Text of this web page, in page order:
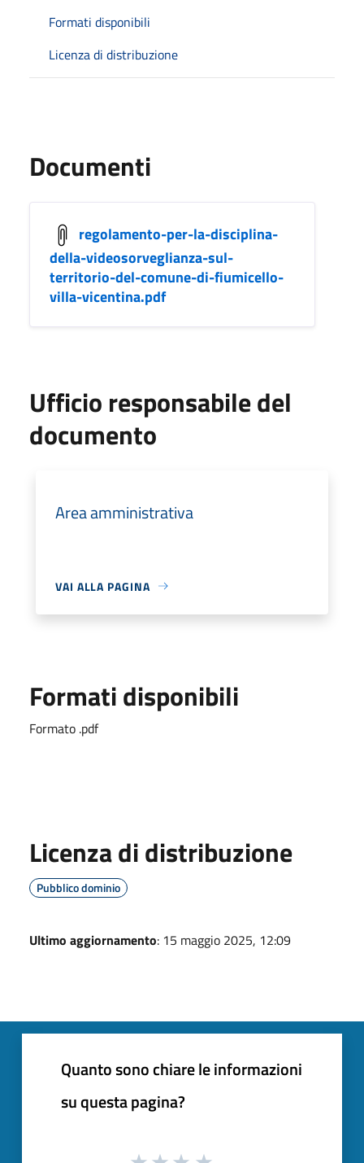
Formati disponibili
Licenza di distribuzione
Documenti
regolamento-per-la-disciplina-
della-videosorveglianza-sul-
territorio-del-comune-di-fiumicello-
villa-vicentina.pdf
Ufficio responsabile del
documento
Area amministrativa
VAI ALLA PAGINA
Formati disponibili
Formato .pdf
Licenza di distribuzione
Pubblico dominio
Ultimo aggiornamento: 15 maggio 2025, 12:09
Quanto sono chiare le informazioni
su questa pagina?